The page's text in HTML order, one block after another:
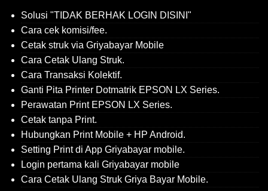
Solusi "TIDAK BERHAK LOGIN DISINI"
Cara cek komisi/fee.
Cetak struk via Griyabayar Mobile
Cara Cetak Ulang Struk.
Cara Transaksi Kolektif.
Ganti Pita Printer Dotmatrik EPSON LX Series.
Perawatan Print EPSON LX Series.
Cetak tanpa Print.
Hubungkan Print Mobile + HP Android.
Setting Print di App Griyabayar mobile.
Login pertama kali Griyabayar mobile
Cara Cetak Ulang Struk Griya Bayar Mobile.